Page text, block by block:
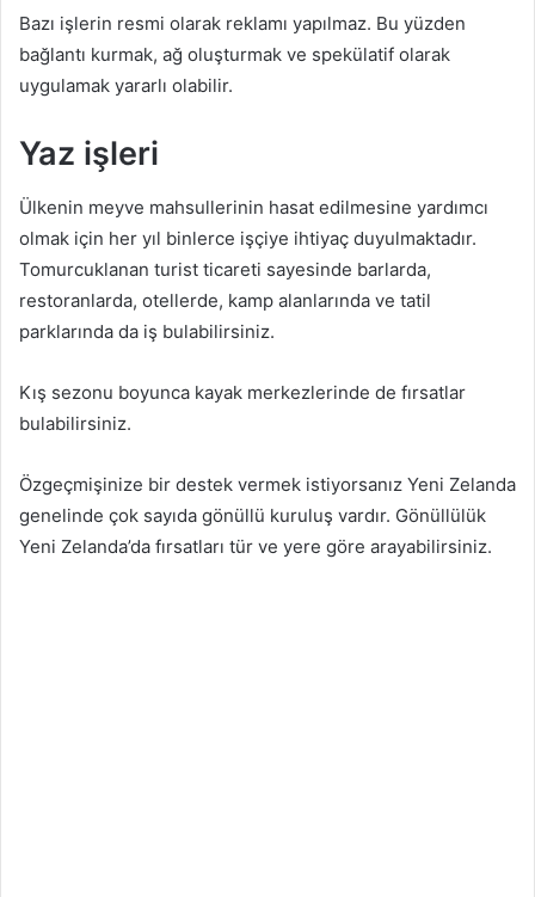
Bazı işlerin resmi olarak reklamı yapılmaz. Bu yüzden
bağlantı kurmak, ağ oluşturmak ve spekülatif olarak
uygulamak yararlı olabilir.
Yaz işleri
Ülkenin meyve mahsullerinin hasat edilmesine yardımcı
olmak için her yıl binlerce işçiye ihtiyaç duyulmaktadır.
Tomurcuklanan turist ticareti sayesinde barlarda,
restoranlarda, otellerde, kamp alanlarında ve tatil
parklarında da iş bulabilirsiniz.
Kış sezonu boyunca kayak merkezlerinde de fırsatlar
bulabilirsiniz.
Özgeçmişinize bir destek vermek istiyorsanız Yeni Zelanda
genelinde çok sayıda gönüllü kuruluş vardır. Gönüllülük
Yeni Zelanda’da fırsatları tür ve yere göre arayabilirsiniz.